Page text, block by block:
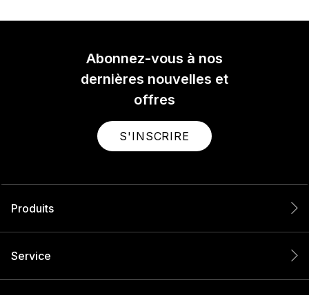
Abonnez-vous à nos
dernières nouvelles et
offres
S'INSCRIRE
Produits
Service